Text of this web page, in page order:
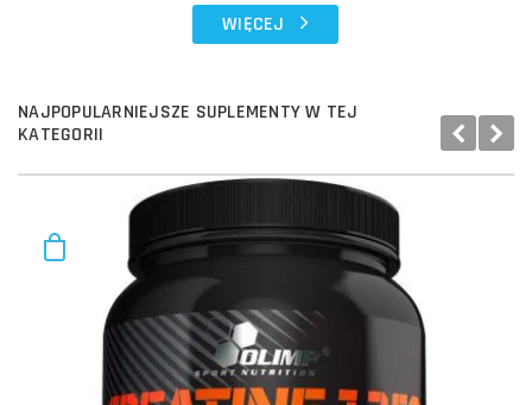
WIĘCEJ
NAJPOPULARNIEJSZE SUPLEMENTY W TEJ
KATEGORII